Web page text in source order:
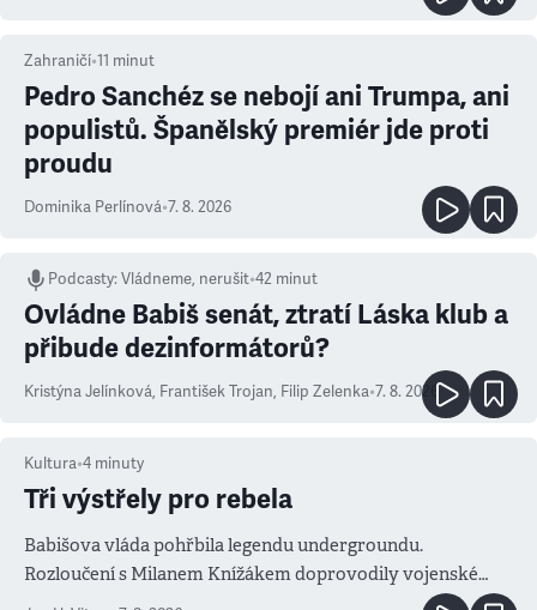
Zahraničí•11 minut
Pedro Sanchéz se nebojí ani Trumpa, ani
populistů. Španělský premiér jde proti
proudu
Dominika Perlínová•7. 8. 2026
Podcasty:Vládneme, nerušit•42 minut
Ovládne Babiš senát, ztratí Láska klub a
přibude dezinformátorů?
Kristýna Jelínková, František Trojan, Filip Zelenka•7. 8. 2026
Kultura•4 minuty
Tři výstřely pro rebela
Babišova vláda pohřbila legendu undergroundu.
Rozloučení s Milanem Knížákem doprovodily vojenské
salvy i kritika pokrokářů